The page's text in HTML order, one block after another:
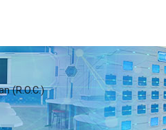
(R.O.C.)